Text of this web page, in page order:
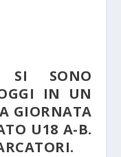
SI SONO
IN UN
GIORNATA
U18 A-B.